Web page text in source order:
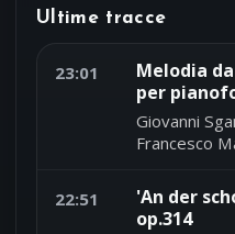
Ultime tracce
23:01
Melodia
per
Giovanni
Francesco
22:51
'An der
op.314